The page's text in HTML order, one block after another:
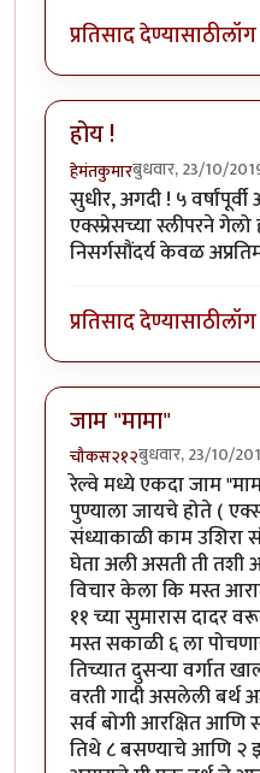
प्रतिसाद देण्यासाठी
होय !
हेमंतकुमारबुधवार, 23/10/
सुधीर, अगदी ! ५
एक्स्प्रेसच्या स्लीपरने
निसर्गसौंदर्य केवळ
प्रतिसाद देण्यासाठी
जाम "मामा"
चौकस२१२बुधवार, 23/10/
रेल्वे मध्ये एकदा जाम
पुण्याला जायचे होते (
संध्याकाळी काम उशिरा
घेता अली असती ती
विचार केला कि मस्त
११ च्या सुमारास दादर
मस्त सकाळी ६ ला
तिच्यात दुसऱ्या वर्गात
वरती गादी असलेली बर्थ
सर्व बोगी आरक्षित
तिथे ८ बसण्याचे आणि २